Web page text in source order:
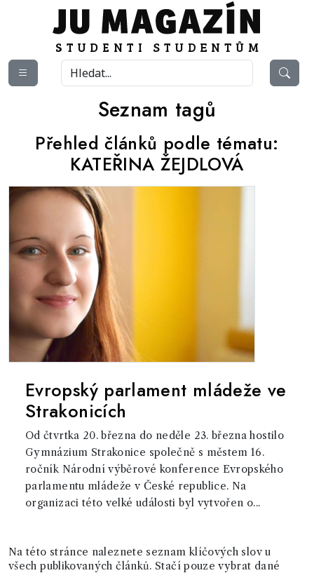
Seznam tagů
Přehled článků podle tématu:
KATEŘINA ŽEJDLOVÁ
Evropský parlament mládeže ve
Strakonicích
Od čtvrtka 20. března do neděle 23. března hostilo
Gymnázium Strakonice společně s městem 16.
ročník Národní výběrové konference Evropského
parlamentu mládeže v České republice. Na
organizaci této velké události byl vytvořen o...
Na této stránce naleznete seznam klíčových slov u
všech publikovaných článků. Stačí pouze vybrat dané